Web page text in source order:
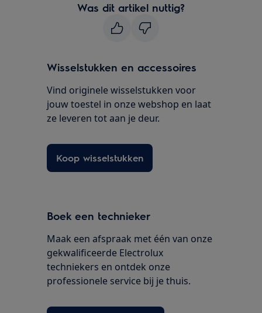
Was dit artikel nuttig?
Wisselstukken en accessoires
Vind originele wisselstukken voor
jouw toestel in onze webshop en laat
ze leveren tot aan je deur.
Koop wisselstukken
Boek een technieker
Maak een afspraak met één van onze
gekwalificeerde Electrolux
techniekers en ontdek onze
professionele service bij je thuis.